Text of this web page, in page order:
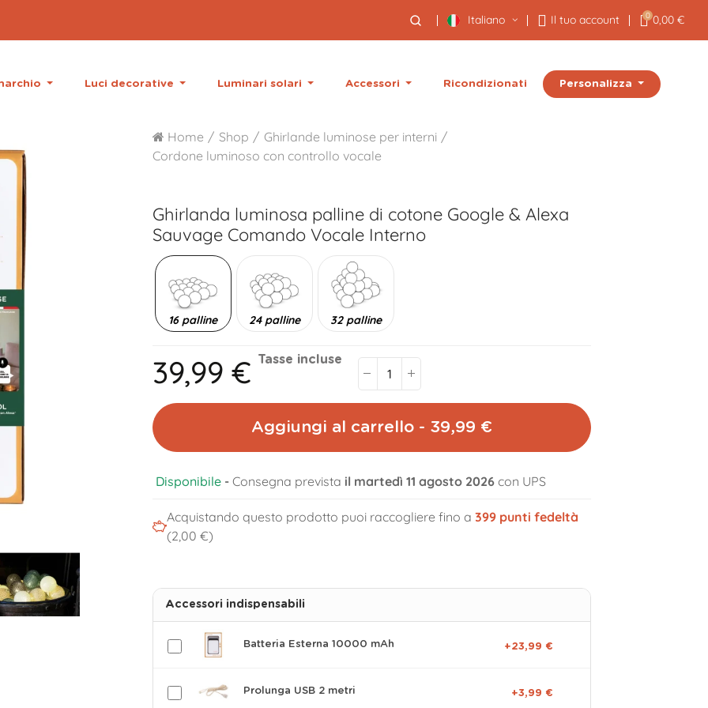
Italiano Il tuo account 0 0,00 €
Luci decorative Luminari solari Accessori Ricondizionati Personalizza
Home Shop
Ghirlande luminose per interni
Cordone luminoso con controllo vocale
Ghirlanda luminosa palline di cotone Google & Alexa
Sauvage Comando Vocale Interno
16 palline 24 palline 32 palline
39,99 € Tasse incluse
Aggiungi al carrello - 39,99 €
Disponibile- Consegna prevista il martedì 11 agosto 2026 con UPS
Acquistando questo prodotto puoi raccogliere fino a399 punti fedeltà
(2,00 €)
Accessori indispensabili
Batteria Esterna 10000 mAh +23,99 €
Prolunga USB 2 metri +3,99 €